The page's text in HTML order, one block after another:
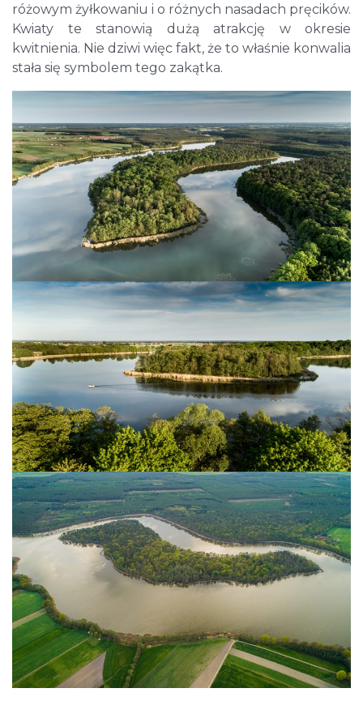
różowym żyłkowaniu i o różnych nasadach pręcików.
Kwiaty te stanowią dużą atrakcję w okresie
kwitnienia. Nie dziwi więc fakt, że to właśnie konwalia
stała się symbolem tego zakątka.